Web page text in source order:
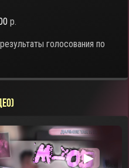
р.
голосования по
▶